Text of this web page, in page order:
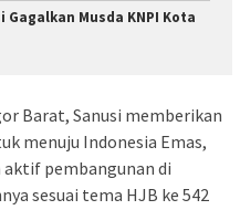
Musda KNPI Kota
Barat, Sanusi memberikan
menuju Indonesia Emas,
aktif pembangunan di
sesuai tema HJB ke 542